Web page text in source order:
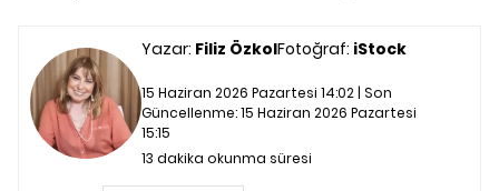
Yazar: Filiz ÖzkolFotoğraf: iStock
15 Haziran 2026 Pazartesi 14:02 | Son
Güncellenme:15 Haziran 2026 Pazartesi
15:15
13 dakika okunma süresi